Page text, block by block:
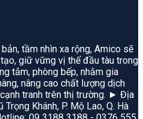
tầm nhìn xa rộng, Amico sẽ
giữ vững vị thế đầu tàu trong
tắm, phòng bếp, nhằm gia
nâng cao chất lượng dịch
tranh trên thị trường. ► Địa
Khánh, P. Mộ Lao, Q. Hà